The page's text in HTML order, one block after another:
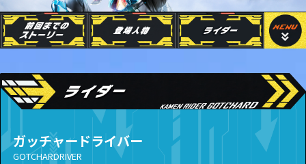
ガッチャードライバー
GOTCHARDRIVER